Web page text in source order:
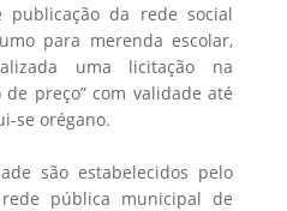
publicação da rede social
para merenda escolar,
uma licitação na
preço” com validade até
se orégano.
são estabelecidos pelo
pública municipal de